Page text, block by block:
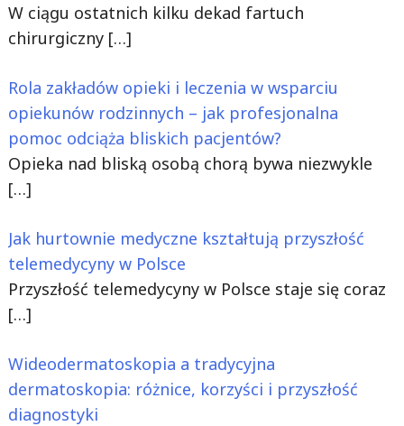
W ciągu ostatnich kilku dekad fartuch
chirurgiczny […]
Rola zakładów opieki i leczenia w wsparciu
opiekunów rodzinnych – jak profesjonalna
pomoc odciąża bliskich pacjentów?
Opieka nad bliską osobą chorą bywa niezwykle
[…]
Jak hurtownie medyczne kształtują przyszłość
telemedycyny w Polsce
Przyszłość telemedycyny w Polsce staje się coraz
[…]
Wideodermatoskopia a tradycyjna
dermatoskopia: różnice, korzyści i przyszłość
diagnostyki